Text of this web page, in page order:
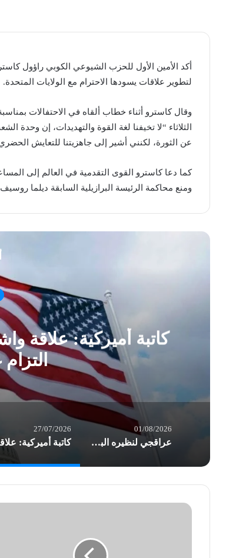
أكد الأمين الأول للحزب الشيوعي الكوبي راؤول
لتطوير علاقات يسودها الاحترام مع الولايات المتحدة.
وقال كاسترو أثناء خطاب ألقاه في الاحتفالات
الثلاثاء “لا تخيفنا لغة القوة والتهديدات، إن وحدة
عن الثورة، لكنني أشير إلى جاهزيتنا للتعايش
كما دعا كاسترو القوى التقدمية في العالم إلى
ومنع محاكمة الرئيسة البرازيلية السابقة ديلما روسيف
كاتبة أميركية: علاقة
01/08/2026
عراقجي لنظيره البريطاني: نهج لندن تجاه طهران غير لائق
27/07/2026